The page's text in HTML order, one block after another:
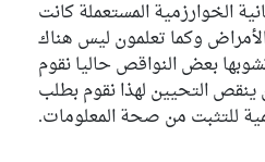
الخوارزمية المستعملة كانت
وكما تعلمون ليس هناك
بعض النواقص حاليا نقوم
ينقص التحيين لهذا نقوم بطلب
للتثبت من صحة المعلومات.